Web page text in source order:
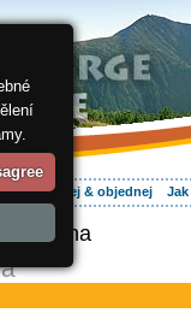
Hledej & objednej
dráha